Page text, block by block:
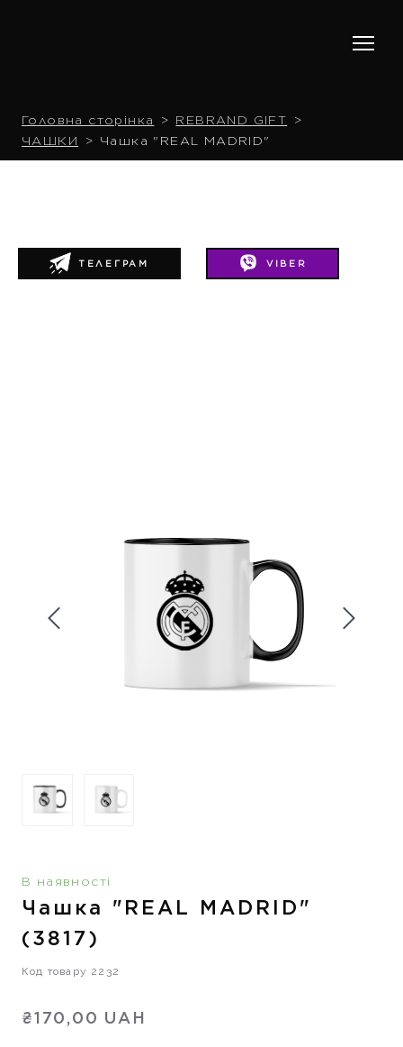
Головна сторінка
REBRAND GIFT
ЧАШКИ
Чашка "REAL MADRID"
VIBER
ТЕЛЕГРАМ
В наявності
Чашка "REAL MADRID"
(3817)
Код товару 2232
₴170,00 UAH